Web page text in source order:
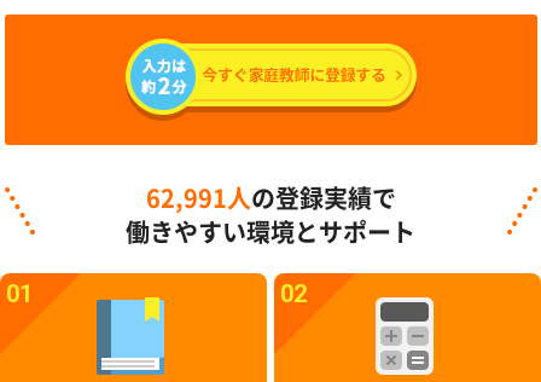
62,991人 の登録実績で
働きやすい環境とサポート
01 02